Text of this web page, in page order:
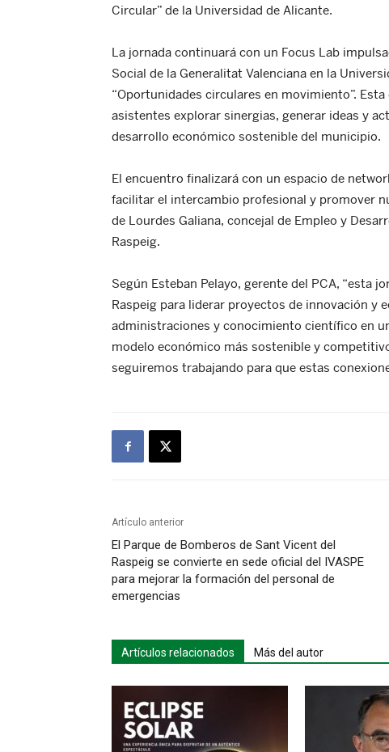
Circular” de la Universidad de Alicante.
La jornada continuará con un Focus Lab
Social de la Generalitat Valenciana en la
“Oportunidades circulares en movimiento”.
asistentes explorar sinergias, generar ideas y
desarrollo económico sostenible del municipio.
El encuentro finalizará con un espacio de
facilitar el intercambio profesional y promover
de Lourdes Galiana, concejal de Empleo y
Raspeig.
Según Esteban Pelayo, gerente del PCA, “esta
Raspeig para liderar proyectos de innovación y
administraciones y conocimiento científico en
modelo económico más sostenible y
seguiremos trabajando para que estas
Artículo anterior
El Parque de Bomberos de Sant Vicent del
Raspeig se convierte en sede oficial del IVASPE
para mejorar la formación del personal de
emergencias
Artículos relacionados Más del autor